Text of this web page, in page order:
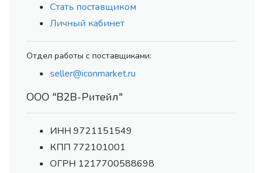
Стать поставщиком
Личный кабинет
Отдел работы с поставщиками:
seller@iconmarket.ru
ООО "В2В-Ритейл"
ИНН 9721151549
КПП 772101001
ОГРН 1217700588698